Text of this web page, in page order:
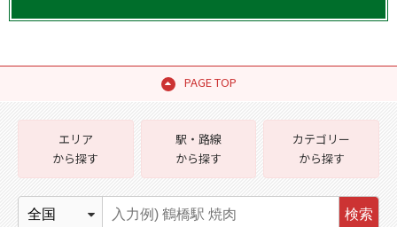
PAGE TOP
エリア
から探す
駅・路線
から探す
カテゴリー
から探す
検索